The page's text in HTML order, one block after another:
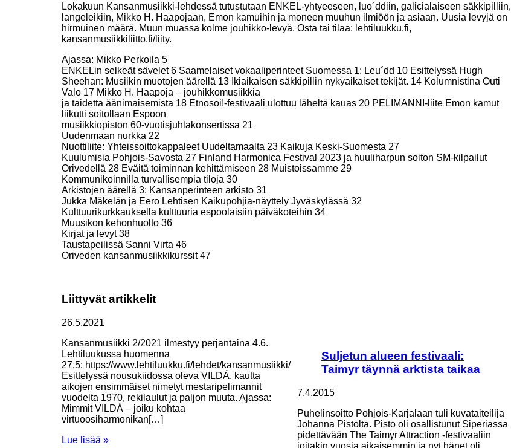
Lokakuun Kansanmusiikki-lehdessä tutustutaan ENKEL-yhtyeeseen, luo´ddiin, galicialaiseen säkkipilliin,
langeleikiin, Mikko H. Haapojaan, Emon kamuihin ja moneen muuhun ilmiöön ja asiaan. Uusia levyjä on
hirmuinen määrä. Muun muassa kolme jouhikko-levyä. Osta tai tilaa: lehtiluukku.fi,
kansanmusiikkiliitto.fi/liity.
Ajassa: Mikko Perkoila 5
ENKELin selkeät sävelet 6 Saamelaiset vokaaliperinteet Suomessa 1: Leu´dd 10 Esittelyssä Hugh
Sheehan: Musiikin muotojen äärellä 13 Ikiaikaisen säkkipillin nykyaikaiset tekijät. 14 Kolumnistina Outi
Valo 17 Mikko H. Haapoja – jouhikkomusiikkia
ja taidetta äänimaisemista 18 Etnosoi!-festivaali ulottuu läheltä kauas 20 PELIMANNI-liite Emon kamut
liikutti soitollaan Espoon
musiikkiopiston 60-vuotisjuhlakonsertissa 21
Uudenmaan nurkka 22
Nuottiliite: Yhteissoittokappaleet Uudeltamaalta 23 Kaikuja Keski-Suomesta 27
Kuulumisia Pohjois-Savosta 27 Finland Harmonica Festival 2023 ja huuliharpun soiton SM-kilpailut
Orivedellä 28 Eväitä toiminnan kehittämiseen 28 Muistoissamme 29
Kommunikoinnilla turvallisempia tiloja 30
Arkistojen äärellä 3: Kansanperinteen arkisto 31
Jukka Mäkelän ja Eero Lehtisen Kaikupohjia-näyttely Jyväskylässä 32
Kulttuurikurkkauksella kulttuuria espoolaisiin päiväkoteihin 34
Muusikon kehonhuolto 36
Kirjat ja levyt 38
Taustapeilissä Sanni Virta 46
Oriveden kansanmusiikkikurssit 47
Liittyvät artikkelit
26.5.2021
Kansanmusiikki 2/2021 ilmestyy perjantaina 4.6.
Lehtiluukussa huomenna
27.5: https://www.lehtiluukku.fi/lehdet/kansanmusiikki/
Esittelyssä nousukiidossa oleva VILDÁ, kautta
aikojen ensimmäiset nimetyt mestaripelimannit
vuodelta 1970, rekilaulut ja paljon muuta. Ajassa:
Mimmit VILDÁ – joiku kohtaa
virtuoosiharmonikan[…]
Lue lisää »
Suljetun alueen festivaali:
Taimyr täynnä arktista taikaa
7.4.2015
Puhelinsoitto Pohjois-Karjalaan tuli kuvataiteilija
Johanna Pistolta. Pisto oli osallistunut Siperiassa
pidettävään The Taimyr Attraction -festivaaliin
joitakin vuosia aikaisemmin ja nyt hänet oli